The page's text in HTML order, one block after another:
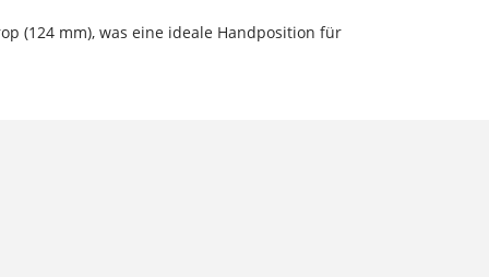
(124 mm), was eine ideale Handposition für